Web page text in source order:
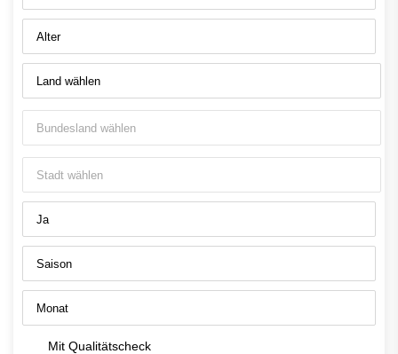
Mit Qualitätscheck